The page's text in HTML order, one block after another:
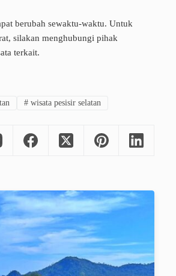
berubah sewaktu-waktu. Untuk
silakan menghubungi pihak
terkait.
#wisata pesisir selatan